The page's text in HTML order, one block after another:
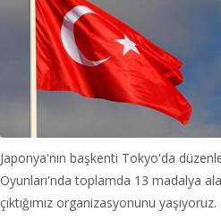
Japonya'nın başkenti Tokyo'da
Oyunları'nda toplamda 13 madalya
çıktığımız organizasyonunu yaşıyoruz.